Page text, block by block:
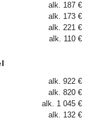
alk. 187 €
alk. 173 €
alk. 221 €
alk. 110 €
alk. 922 €
alk. 820 €
alk. 1 045 €
alk. 132 €